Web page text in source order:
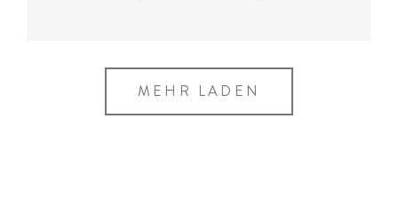
MEHR LADEN